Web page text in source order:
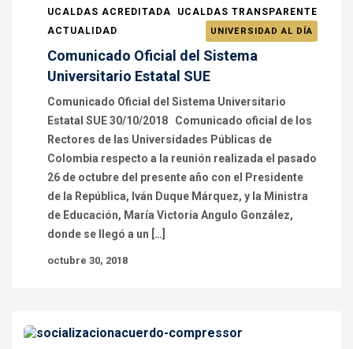
UCALDAS ACREDITADA
UCALDAS TRANSPARENTE
ACTUALIDAD
UNIVERSIDAD AL DÍA
Comunicado Oficial del Sistema
Universitario Estatal SUE
Comunicado Oficial del Sistema Universitario
Estatal SUE 30/10/2018 Comunicado oficial de los
Rectores de las Universidades Públicas de
Colombia respecto a la reunión realizada el pasado
26 de octubre del presente año con el Presidente
de la República, Iván Duque Márquez, y la Ministra
de Educación, María Victoria Angulo González,
donde se llegó a un […]
octubre 30, 2018